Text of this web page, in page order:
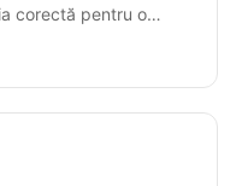
corectă pentru o